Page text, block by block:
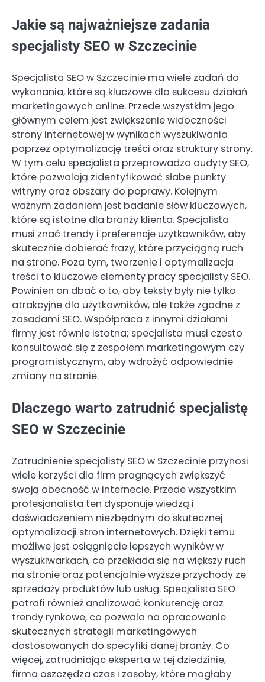
Jakie są najważniejsze zadania
specjalisty SEO w Szczecinie
Specjalista SEO w Szczecinie ma wiele zadań do
wykonania, które są kluczowe dla sukcesu działań
marketingowych online. Przede wszystkim jego
głównym celem jest zwiększenie widoczności
strony internetowej w wynikach wyszukiwania
poprzez optymalizację treści oraz struktury strony.
W tym celu specjalista przeprowadza audyty SEO,
które pozwalają zidentyfikować słabe punkty
witryny oraz obszary do poprawy. Kolejnym
ważnym zadaniem jest badanie słów kluczowych,
które są istotne dla branży klienta. Specjalista
musi znać trendy i preferencje użytkowników, aby
skutecznie dobierać frazy, które przyciągną ruch
na stronę. Poza tym, tworzenie i optymalizacja
treści to kluczowe elementy pracy specjalisty SEO.
Powinien on dbać o to, aby teksty były nie tylko
atrakcyjne dla użytkowników, ale także zgodne z
zasadami SEO. Współpraca z innymi działami
firmy jest równie istotna; specjalista musi często
konsultować się z zespołem marketingowym czy
programistycznym, aby wdrożyć odpowiednie
zmiany na stronie.
Dlaczego warto zatrudnić specjalistę
SEO w Szczecinie
Zatrudnienie specjalisty SEO w Szczecinie przynosi
wiele korzyści dla firm pragnących zwiększyć
swoją obecność w internecie. Przede wszystkim
profesjonalista ten dysponuje wiedzą i
doświadczeniem niezbędnym do skutecznej
optymalizacji stron internetowych. Dzięki temu
możliwe jest osiągnięcie lepszych wyników w
wyszukiwarkach, co przekłada się na większy ruch
na stronie oraz potencjalnie wyższe przychody ze
sprzedaży produktów lub usług. Specjalista SEO
potrafi również analizować konkurencję oraz
trendy rynkowe, co pozwala na opracowanie
skutecznych strategii marketingowych
dostosowanych do specyfiki danej branży. Co
więcej, zatrudniając eksperta w tej dziedzinie,
firma oszczędza czas i zasoby, które mogłaby